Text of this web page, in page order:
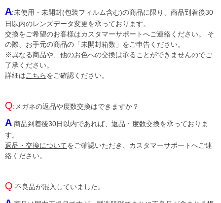
A:未使用・未開封(包装フィルム含む)の商品に限り、商品到着後30
日以内のレンズデータ変更を承っております。
交換をご希望のお客様はカスタマーサポートへご連絡ください。 そ
の際、お手元の商品の「未開封箱数」をご申告ください。
※異なる商品や、他のお色への交換は承ることができませんのでご
了承ください。
詳細はこちらをご確認ください。
Q:メガネの返品や度数交換はできますか？
A:商品到着後30日以内であれば、返品・度数交換を承っておりま
す。
返品・交換についてをご確認いただき、カスタマーサポートへご連
絡ください。
Q:不良品が混入していました。